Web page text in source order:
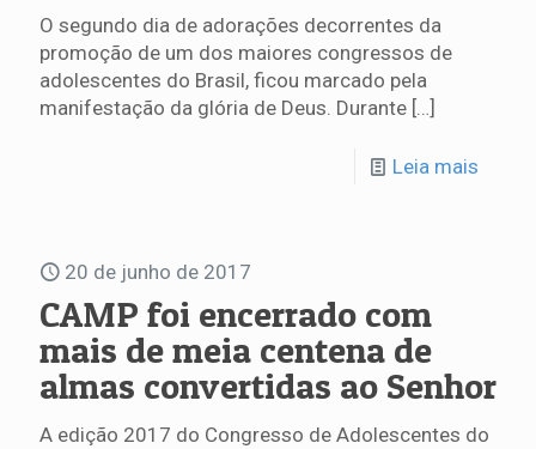
O segundo dia de adorações decorrentes da
promoção de um dos maiores congressos de
adolescentes do Brasil, ficou marcado pela
manifestação da glória de Deus. Durante […]
Leia mais
20 de junho de 2017
CAMP foi encerrado com
mais de meia centena de
almas convertidas ao Senhor
A edição 2017 do Congresso de Adolescentes do